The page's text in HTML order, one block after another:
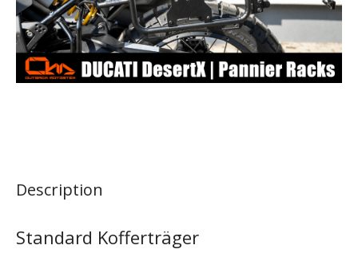
Description
Standard Kofferträger